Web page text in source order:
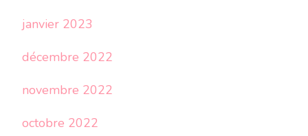
janvier 2023
décembre 2022
novembre 2022
octobre 2022